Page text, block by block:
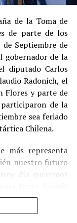
posibilidad de un
investigación
de Castrodictó
que obliga a
total de
nueva línea
de la Toma de
de parte de los
Septiembre de
gobernador de la
diputado Carlos
Radonich, el
Flores y parte de
de la
sea feriado
Chilena.
más representa
nuestro futuro
día queremos
llegaron en la
a Magallanes lo